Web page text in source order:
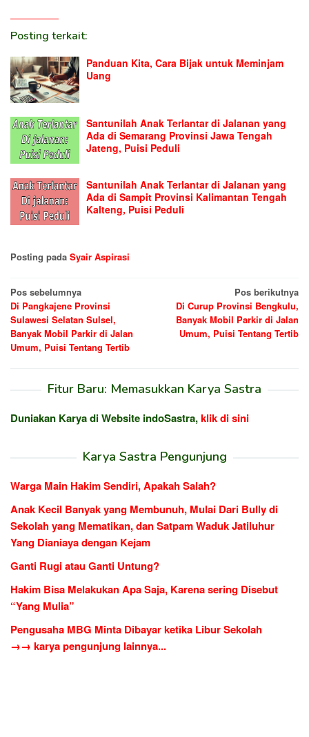
Posting terkait:
Panduan Kita, Cara Bijak untuk Meminjam
Uang
Santunilah Anak Terlantar di Jalanan yang
Ada di Semarang Provinsi Jawa Tengah
Jateng, Puisi Peduli
Santunilah Anak Terlantar di Jalanan yang
Ada di Sampit Provinsi Kalimantan Tengah
Kalteng, Puisi Peduli
Posting pada Syair Aspirasi
Navigasi
pos
Pos sebelumnya
Di Pangkajene Provinsi
Sulawesi Selatan Sulsel,
Banyak Mobil Parkir di Jalan
Umum, Puisi Tentang Tertib
Pos berikutnya
Di Curup Provinsi Bengkulu,
Banyak Mobil Parkir di Jalan
Umum, Puisi Tentang Tertib
Fitur Baru: Memasukkan Karya Sastra
Duniakan Karya di Website indoSastra,klik di sini
Karya Sastra Pengunjung
Warga Main Hakim Sendiri, Apakah Salah?
Anak Kecil Banyak yang Membunuh, Mulai Dari Bully di
Sekolah yang Mematikan, dan Satpam Waduk Jatiluhur
Yang Dianiaya dengan Kejam
Ganti Rugi atau Ganti Untung?
Hakim Bisa Melakukan Apa Saja, Karena sering Disebut
“Yang Mulia”
Pengusaha MBG Minta Dibayar ketika Libur Sekolah
→→ karya pengunjung lainnya...